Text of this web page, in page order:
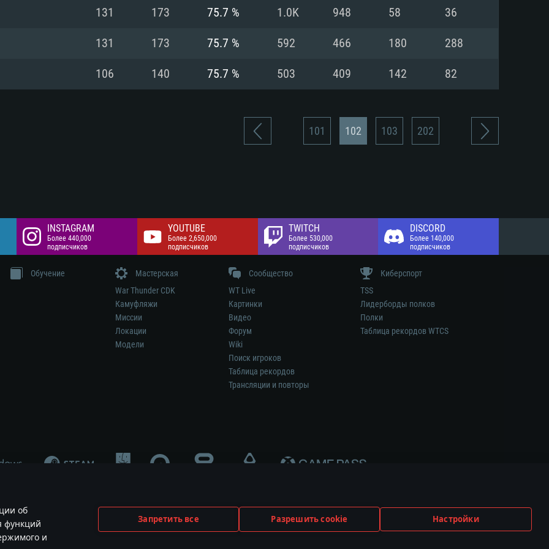
об
функций
и
Запретить все Разрешить cookie Настройки
Интернету
Место на жестком диске: 75.9 Гб
разрешение - Место на жестком диске: 75.9 Гб
131 173 75.7 % 1.0K 948 58 36
131 173 75.7 % 592 466 180 288
106 140 75.7 % 503 409 142 82
101 102 103 202
INSTAGRAM
Более 440,000
подписчиков
YOUTUBE
Более 2,650,000
подписчиков
TWITCH
Более 530,000
подписчиков
DISCORD
Более 140,000
подписчиков
Обучение
Мастерская
War Thunder CDK
Камуфляжи
Миссии
Локации
Модели
Сообщество
WT Live
Картинки
Видео
Форум
Wiki
Поиск игроков
Таблица рекордов
Трансляции и повторы
Киберспорт
TSS
Лидерборды полков
Полки
Таблица рекордов WTCS
отношения к этой игре и не является её спонсором либо рекламодателем.
и логотипы принадлежат их соответствующим правообладателям.